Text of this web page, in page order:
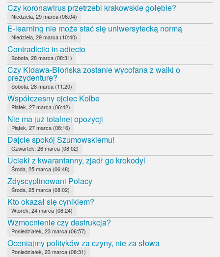
Czy koronawirus przetrzebi krakowskie gołębie?
Niedziela, 29 marca (06:04)
E-learning nie może stać się uniwersytecką normą
Niedziela, 29 marca (10:40)
Contradictio in adiecto
Sobota, 28 marca (08:31)
Czy Kidawa-Błońska zostanie wycofana z walki o
prezydenturę?
Sobota, 28 marca (11:20)
Współczesny ojciec Kolbe
Piątek, 27 marca (06:42)
Nie ma już totalnej opozycji
Piątek, 27 marca (08:16)
Dajcie spokój Szumowskiemu!
Czwartek, 26 marca (08:02)
Uciekł z kwarantanny, zjadł go krokodyl
Środa, 25 marca (06:48)
Zdyscyplinowani Polacy
Środa, 25 marca (08:02)
Kto okazał się cynikiem?
Wtorek, 24 marca (08:24)
Wzmocnienie czy destrukcja?
Poniedziałek, 23 marca (06:57)
Oceniajmy polityków za czyny, nie za słowa
Poniedziałek, 23 marca (08:31)